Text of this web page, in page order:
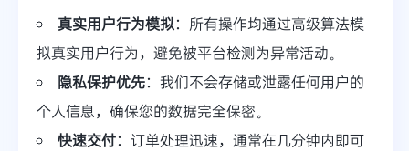
真实用户行为模拟：所有操作均通过高级算法模
拟真实用户行为，避免被平台检测为异常活动。
隐私保护优先：我们不会存储或泄露任何用户的
个人信息，确保您的数据完全保密。
快速交付：订单处理迅速，通常在几分钟内即可